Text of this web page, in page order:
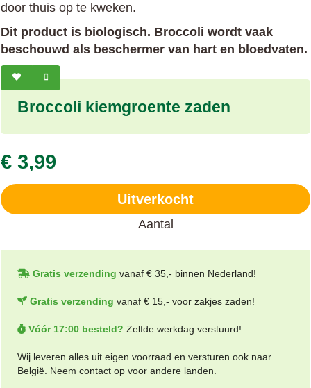
door thuis op te kweken.
Dit product is biologisch. Broccoli wordt vaak
beschouwd als beschermer van hart en bloedvaten.
Broccoli kiemgroente zaden
€ 3,99
Uitverkocht
Aantal
Gratis verzending vanaf € 35,- binnen Nederland!
Gratis verzending vanaf € 15,- voor zakjes zaden!
Vóór 17:00 besteld? Zelfde werkdag verstuurd!
Wij leveren alles uit eigen voorraad en versturen ook naar
België. Neem contact op voor andere landen.